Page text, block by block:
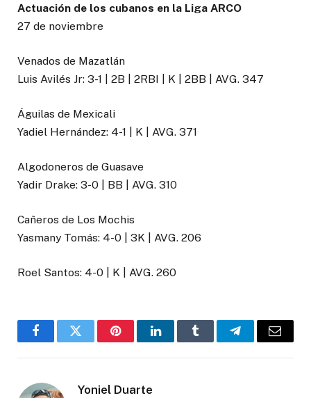
Actuación de los cubanos en la Liga ARCO
27 de noviembre
Venados de Mazatlán
Luis Avilés Jr: 3-1 | 2B | 2RBI | K | 2BB | AVG. 347
Águilas de Mexicali
Yadiel Hernández: 4-1 | K | AVG. 371
Algodoneros de Guasave
Yadir Drake: 3-0 | BB | AVG. 310
Cañeros de Los Mochis
Yasmany Tomás: 4-0 | 3K | AVG. 206
Roel Santos: 4-0 | K | AVG. 260
FacebookTwitter PinterestLinkedInTumblr TelegramEmail
Yoniel Duarte